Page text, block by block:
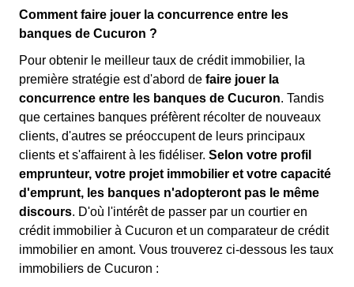
Comment faire jouer la concurrence entre les
banques de Cucuron ?
Pour obtenir le meilleur taux de crédit immobilier, la
première stratégie est d'abord de faire jouer la
concurrence entre les banques de Cucuron. Tandis
que certaines banques préfèrent récolter de nouveaux
clients, d'autres se préoccupent de leurs principaux
clients et s'affairent à les fidéliser. Selon votre profil
emprunteur, votre projet immobilier et votre capacité
d'emprunt, les banques n'adopteront pas le même
discours. D'où l'intérêt de passer par un courtier en
crédit immobilier à Cucuron et un comparateur de crédit
immobilier en amont. Vous trouverez ci-dessous les taux
immobiliers de Cucuron :